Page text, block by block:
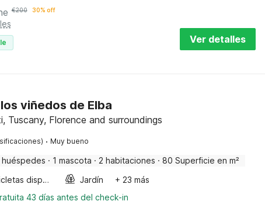
€200 30% off
Ver detalles
viñedos de Elba
Tuscany, Florence and surroundings
· Muy bueno
· 1 mascota · 2 habitaciones · 80 Superficie en m²
Bicicletas disponibles Jardín
+ 23 más
43 días antes del check-in